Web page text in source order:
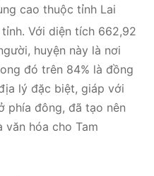
cao thuộc tỉnh Lai
Với diện tích 662,92
huyện này là nơi
đó trên 84% là đồng
lý đặc biệt, giáp với
phía đông, đã tạo nên
văn hóa cho Tam